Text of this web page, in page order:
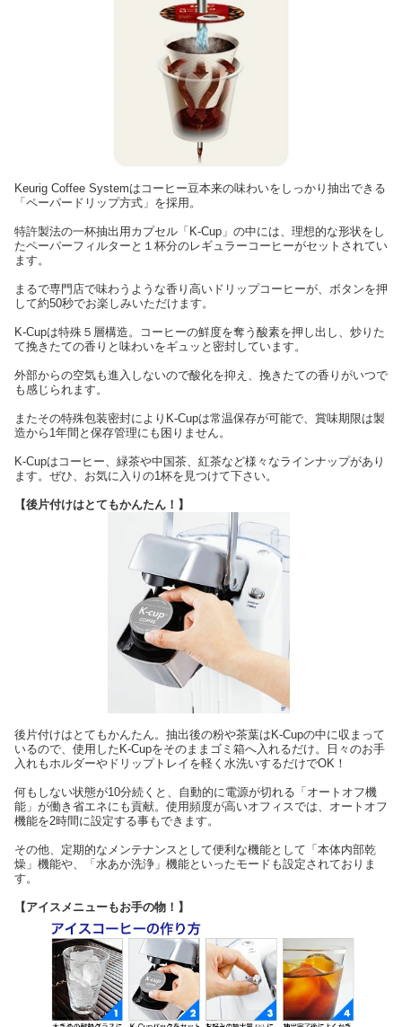
Keurig Coffee Systemはコーヒー豆本来の味わいをしっかり抽出できる
「ペーパードリップ方式」を採用。
特許製法の一杯抽出用カプセル「K-Cup」の中には、理想的な形状をし
たペーパーフィルターと１杯分のレギュラーコーヒーがセットされてい
ます。
まるで専門店で味わうような香り高いドリップコーヒーが、ボタンを押
して約50秒でお楽しみいただけます。
K-Cupは特殊５層構造。コーヒーの鮮度を奪う酸素を押し出し、炒りた
て挽きたての香りと味わいをギュッと密封しています。
外部からの空気も進入しないので酸化を抑え、挽きたての香りがいつで
も感じられます。
またその特殊包装密封によりK-Cupは常温保存が可能で、賞味期限は製
造から1年間と保存管理にも困りません。
K-Cupはコーヒー、緑茶や中国茶、紅茶など様々なラインナップがあり
ます。ぜひ、お気に入りの1杯を見つけて下さい。
【後片付けはとてもかんたん！】
後片付けはとてもかんたん。抽出後の粉や茶葉はK-Cupの中に収まって
いるので、使用したK-Cupをそのままゴミ箱へ入れるだけ。日々のお手
入れもホルダーやドリップトレイを軽く水洗いするだけでOK！
何もしない状態が10分続くと、自動的に電源が切れる「オートオフ機
能」が働き省エネにも貢献。使用頻度が高いオフィスでは、オートオフ
機能を2時間に設定する事もできます。
その他、定期的なメンテナンスとして便利な機能として「本体内部乾
燥」機能や、「水あか洗浄」機能といったモードも設定されておりま
す。
【アイスメニューもお手の物！】